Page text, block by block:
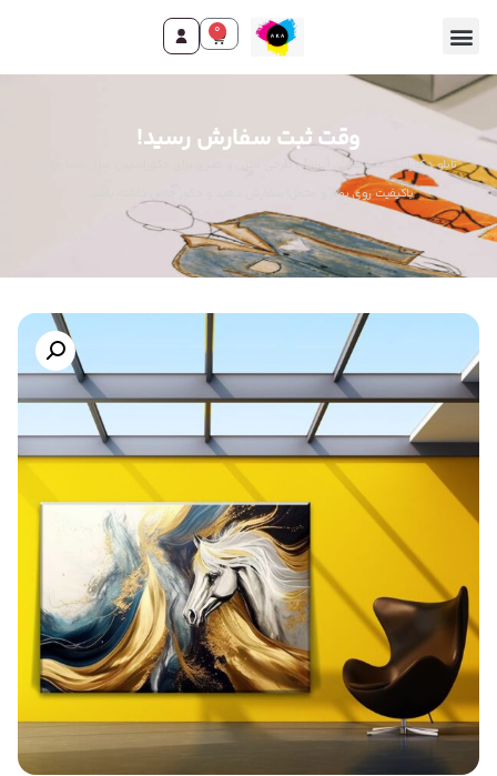
0
وقت ثبت سفارش رسید!
تابلو دکوراتیو اسب طلایی آب‌رنگ، طرحی مدرن و هنری برای دکوراسیون منزل شما. چاپ
باکیفیت روی بوم و مخمل! سفارش دهید و دکور خاص داشته باشید!